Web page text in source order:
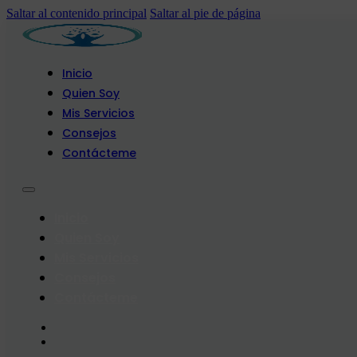
Saltar al contenido principal Saltar al pie de página
Inicio
Quien Soy
Mis Servicios
Consejos
Contácteme